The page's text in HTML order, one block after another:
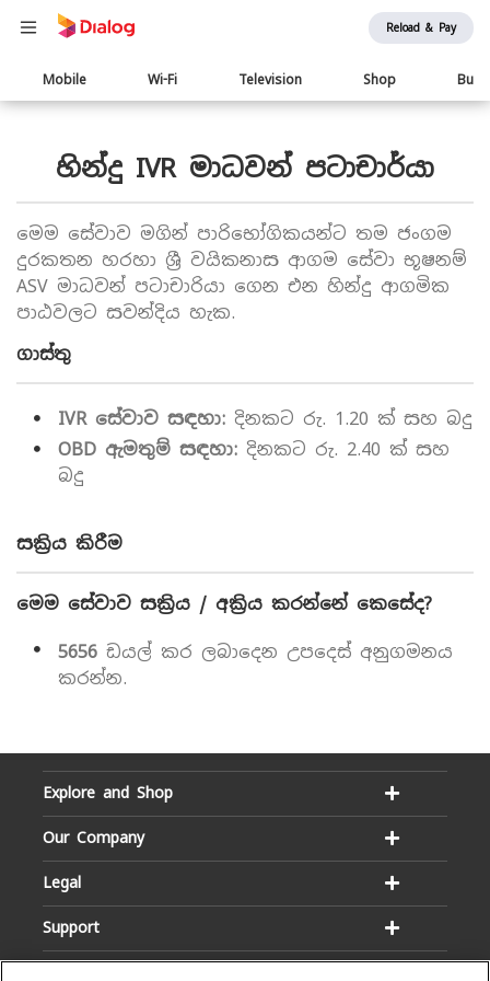
Reload & Pay
Main
navigation
Mobile Wi-Fi Television Shop
හින්දු IVR මාධවන් පටාචාර්යා
මෙම සේවාව මගින් පාරිභෝගිකයන්ට තම ජංගම
දුරකතන හරහා ශ්‍රී වයිකනාස ආගම සේවා භූෂනම්
ASV මාධවන් පටාචාරියා ගෙන එන හින්දු ආගමික
පාඨවලට සවන්දිය හැක.
ගාස්තු
IVR සේවාව සඳහා: දිනකට රු. 1.20 ක් සහ බදු
OBD ඇමතුම් සඳහා: දිනකට රු. 2.40 ක් සහ
බදු
සක්‍රිය කිරීම
මෙම සේවාව සක්‍රිය / අක්‍රිය කරන්නේ කෙසේද?
5656 ඩයල් කර ලබාදෙන උපදෙස් අනුගමනය
කරන්න.
Explore and Shop
Our Company
Legal
Support